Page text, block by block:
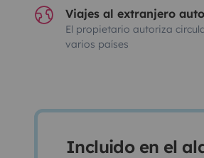
Viajes al extranjero
El propietario autoriza
varios países
Incluido en el